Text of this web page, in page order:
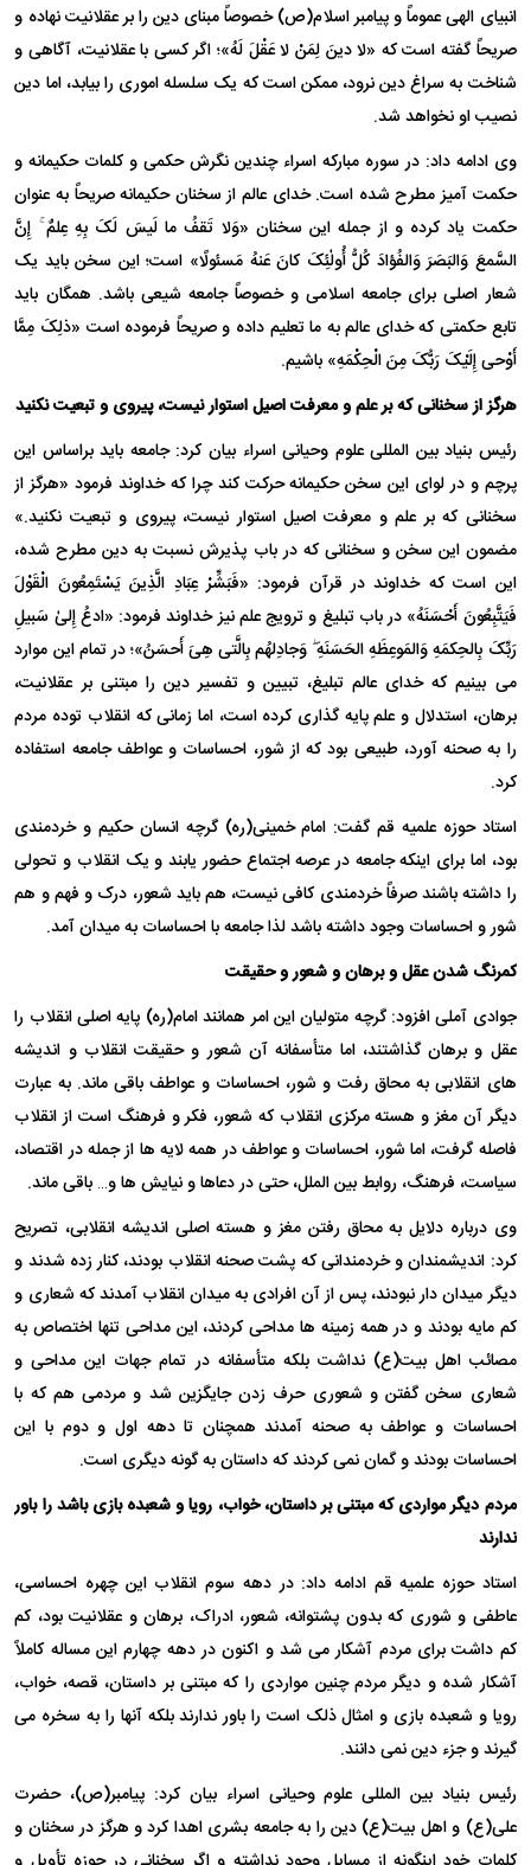
انبیای الهی عموماً و پیامبر اسلام(ص) خصوصاً مبنای دین را بر عقلانیت نهاده و
صریحاً گفته است که «لا دینَ لِمَنْ لا عَقْلَ لَهُ»؛ اگر کسی با عقلانیت، آگاهی و
شناخت به سراغ دین نرود، ممکن است که یک سلسله اموری را بیابد، اما دین
نصیب او نخواهد شد.
وی ادامه داد: در سوره مبارکه اسراء چندین نگرش حکمی و کلمات حکیمانه و
حکمت آمیز مطرح شده است. خدای عالم از سخنان حکیمانه صریحاً به عنوان
حکمت یاد کرده و از جمله این سخنان «وَلا تَقفُ ما لَیسَ لَکَ بِهِ عِلمٌ ۚ إِنَّ
السَّمعَ وَالبَصَرَ وَالفُؤادَ کُلُّ أُولٰئِکَ کانَ عَنهُ مَسئولًا» است؛ این سخن باید یک
شعار اصلی برای جامعه اسلامی و خصوصاً جامعه شیعی باشد. همگان باید
تابع حکمتی که خدای عالم به ما تعلیم داده و صریحاً فرموده است «ذلِکَ مِمَّا
أَوْحى‌ إِلَیْکَ رَبُّکَ مِنَ الْحِکْمَهِ» باشیم.
هرگز از سخنانی که بر علم و معرفت اصیل استوار نیست، پیروی و تبعیت نکنید
رئیس بنیاد بین المللی علوم وحیانی اسراء بیان کرد: جامعه باید براساس این
پرچم و در لوای این سخن حکیمانه حرکت کند چرا که خداوند فرمود «هرگز از
سخنانی که بر علم و معرفت اصیل استوار نیست، پیروی و تبعیت نکنید.»
مضمون این سخن و سخنانی که در باب پذیرش نسبت به دین مطرح شده،
این است که خداوند در قرآن فرمود: «فَبَشِّرْ عِبَادِ الَّذِینَ یَسْتَمِعُونَ الْقَوْلَ
فَیَتَّبِعُونَ أَحْسَنَهُ» در باب تبلیغ و ترویج علم نیز خداوند فرمود: «ادعُ إِلىٰ سَبیلِ
رَبِّکَ بِالحِکمَهِ وَالمَوعِظَهِ الحَسَنَهِ ۖ وَجادِلهُم بِالَّتی هِیَ أَحسَنُ»؛ در تمام این موارد
می بینیم که خدای عالم تبلیغ، تبیین و تفسیر دین را مبتنی بر عقلانیت،
برهان، استدلال و علم پایه گذاری کرده است، اما زمانی که انقلاب توده مردم
را به صحنه آورد، طبیعی بود که از شور، احساسات و عواطف جامعه استفاده
کرد.
استاد حوزه علمیه قم گفت: امام خمینی(ره) گرچه انسان حکیم و خردمندی
بود، اما برای اینکه جامعه در عرصه اجتماع حضور یابند و یک انقلاب و تحولی
را داشته باشند صرفاً خردمندی کافی نیست، هم باید شعور، درک و فهم و هم
شور و احساسات وجود داشته باشد لذا جامعه با احساسات به میدان آمد.
کمرنگ شدن عقل و برهان و شعور و حقیقت
جوادی آملی افزود: گرچه متولیان این امر همانند امام(ره) پایه اصلی انقلاب را
عقل و برهان گذاشتند، اما متأسفانه آن شعور و حقیقت انقلاب و اندیشه
های انقلابی به محاق رفت و شور، احساسات و عواطف باقی ماند. به عبارت
دیگر آن مغز و هسته مرکزی انقلاب که شعور، فکر و فرهنگ است از انقلاب
فاصله گرفت، اما شور، احساسات و عواطف در همه لایه ها از جمله در اقتصاد،
سیاست، فرهنگ، روابط بین الملل، حتی در دعاها و نیایش ها و… باقی ماند.
وی درباره دلایل به محاق رفتن مغز و هسته اصلی اندیشه انقلابی، تصریح
کرد: اندیشمندان و خردمندانی که پشت صحنه انقلاب بودند، کنار زده شدند و
دیگر میدان دار نبودند، پس از آن افرادی به میدان انقلاب آمدند که شعاری و
کم مایه بودند و در همه زمینه ها مداحی کردند، این مداحی تنها اختصاص به
مصائب اهل بیت(ع) نداشت بلکه متأسفانه در تمام جهات این مداحی و
شعاری سخن گفتن و شعوری حرف زدن جایگزین شد و مردمی هم که با
احساسات و عواطف به صحنه آمدند همچنان تا دهه اول و دوم با این
احساسات بودند و گمان نمی کردند که داستان به گونه دیگری است.
مردم دیگر مواردی که مبتنی بر داستان، خواب، رویا و شعبده بازی باشد را باور
ندارند
استاد حوزه علمیه قم ادامه داد: در دهه سوم انقلاب این چهره احساسی،
عاطفی و شوری که بدون پشتوانه، شعور، ادراک، برهان و عقلانیت بود، کم
کم داشت برای مردم آشکار می شد و اکنون در دهه چهارم این مساله کاملاً
آشکار شده و دیگر مردم چنین مواردی را که مبتنی بر داستان، قصه، خواب،
رویا و شعبده بازی و امثال ذلک است را باور ندارند بلکه آنها را به سخره می
گیرند و جزء دین نمی دانند.
رئیس بنیاد بین المللی علوم وحیانی اسراء بیان کرد: پیامبر(ص)، حضرت
علی(ع) و اهل بیت(ع) دین را به جامعه بشری اهدا کرد و هرگز در سخنان و